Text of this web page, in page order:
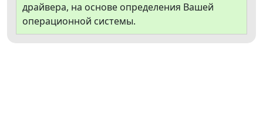
драйвера, на основе определения Вашей
операционной системы.